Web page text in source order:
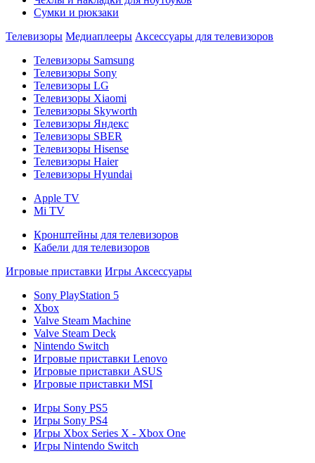
Сумки и рюкзаки
Телевизоры Медиаплееры Аксессуары для телевизоров
Телевизоры Samsung
Телевизоры Sony
Телевизоры LG
Телевизоры Xiaomi
Телевизоры Skyworth
Телевизоры Яндекс
Телевизоры SBER
Телевизоры Hisense
Телевизоры Haier
Телевизоры Hyundai
Apple TV
Mi TV
Кронштейны для телевизоров
Кабели для телевизоров
Игровые приставки Игры Аксессуары
Sony PlayStation 5
Xbox
Valve Steam Machine
Valve Steam Deck
Nintendo Switch
Игровые приставки Lenovo
Игровые приставки ASUS
Игровые приставки MSI
Игры Sony PS5
Игры Sony PS4
Игры Xbox Series X - Xbox One
Игры Nintendo Switch